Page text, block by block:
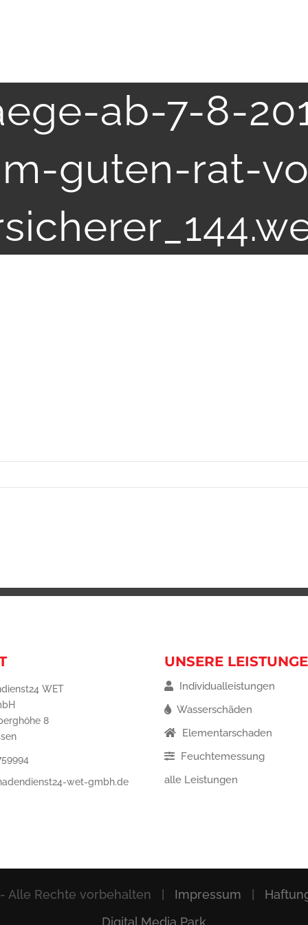
ab-7-8-
guten-rat-
WET
8
wet-gmbh.de
UNSERE
Individualleistungen
Wasserschäden
Elementarschaden
Feuchtemessung
alle Leistungen
- Alle Rechte vorbehalten | Impressum
Digital Media Park